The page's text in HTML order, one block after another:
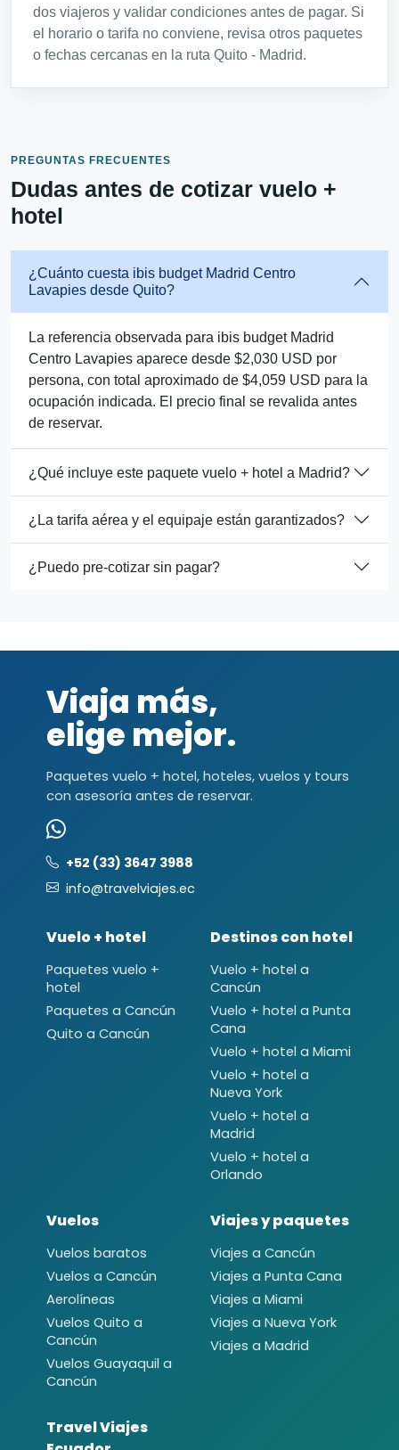
dos viajeros y validar condiciones antes de pagar. Si
el horario o tarifa no conviene, revisa otros paquetes
o fechas cercanas en la ruta Quito - Madrid.
PREGUNTAS FRECUENTES
Dudas antes de cotizar vuelo +
hotel
¿Cuánto cuesta ibis budget Madrid Centro
Lavapies desde Quito?
La referencia observada para ibis budget Madrid
Centro Lavapies aparece desde $2,030 USD por
persona, con total aproximado de $4,059 USD para la
ocupación indicada. El precio final se revalida antes
de reservar.
¿Qué incluye este paquete vuelo + hotel a Madrid?
¿La tarifa aérea y el equipaje están garantizados?
¿Puedo pre-cotizar sin pagar?
Viaja más,
elige mejor.
Paquetes vuelo + hotel, hoteles, vuelos y tours
con asesoría antes de reservar.
+52 (33) 3647 3988
info@travelviajes.ec
Vuelo + hotel
Paquetes vuelo +
hotel
Paquetes a Cancún
Quito a Cancún
Destinos con hotel
Vuelo + hotel a
Cancún
Vuelo + hotel a Punta
Cana
Vuelo + hotel a Miami
Vuelo + hotel a
Nueva York
Vuelo + hotel a
Madrid
Vuelo + hotel a
Orlando
Vuelos
Vuelos baratos
Vuelos a Cancún
Aerolíneas
Vuelos Quito a
Cancún
Vuelos Guayaquil a
Cancún
Viajes y paquetes
Viajes a Cancún
Viajes a Punta Cana
Viajes a Miami
Viajes a Nueva York
Viajes a Madrid
Travel Viajes